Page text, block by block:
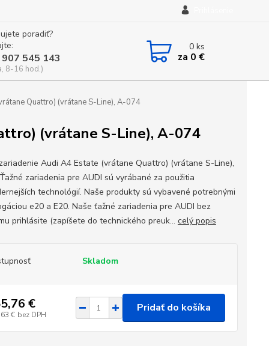
poradiť?
545 143
8-16 hod.)
0ks
za 0 €
Quattro) (vrátane S-Line), A-074
(vrátane S-Line), A-074
Audi A4 Estate (vrátane Quattro) (vrátane S-Line),
zariadenia pre AUDI sú vyrábané za použitia
technológií. Naše produkty sú vybavené potrebnými
e20 a E20. Naše ťažné zariadenia pre AUDI bez
prihlásite (zapíšete do technického preuk... celý popis
Skladom
€
€ bez DPH
Pridať do košíka